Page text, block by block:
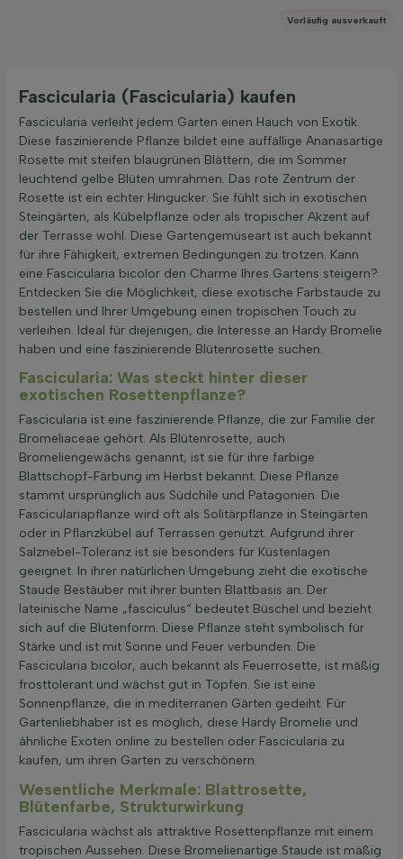
Filter anwenden
Vorläufig ausverkauft
Fascicularia (Fascicularia) kaufen
Fascicularia verleiht jedem Garten einen Hauch von Exotik.
Diese faszinierende Pflanze bildet eine auffällige Ananasartige
Rosette mit steifen blaugrünen Blättern, die im Sommer
leuchtend gelbe Blüten umrahmen. Das rote Zentrum der
Rosette ist ein echter Hingucker. Sie fühlt sich in exotischen
Steingärten, als Kübelpflanze oder als tropischer Akzent auf
der Terrasse wohl. Diese Gartengemüseart ist auch bekannt
für ihre Fähigkeit, extremen Bedingungen zu trotzen. Kann
eine Fascicularia bicolor den Charme Ihres Gartens steigern?
Entdecken Sie die Möglichkeit, diese exotische Farbstaude zu
bestellen und Ihrer Umgebung einen tropischen Touch zu
verleihen. Ideal für diejenigen, die Interesse an Hardy Bromelie
haben und eine faszinierende Blütenrosette suchen.
Fascicularia: Was steckt hinter dieser
exotischen Rosettenpflanze?
Fascicularia ist eine faszinierende Pflanze, die zur Familie der
Bromeliaceae gehört. Als Blütenrosette, auch
Bromeliengewächs genannt, ist sie für ihre farbige
Blattschopf-Färbung im Herbst bekannt. Diese Pflanze
stammt ursprünglich aus Südchile und Patagonien. Die
Fasciculariapflanze wird oft als Solitärpflanze in Steingärten
oder in Pflanzkübel auf Terrassen genutzt. Aufgrund ihrer
Salznebel-Toleranz ist sie besonders für Küstenlagen
geeignet. In ihrer natürlichen Umgebung zieht die exotische
Staude Bestäuber mit ihrer bunten Blattbasis an. Der
lateinische Name „fasciculus“ bedeutet Büschel und bezieht
sich auf die Blütenform. Diese Pflanze steht symbolisch für
Stärke und ist mit Sonne und Feuer verbunden. Die
Fascicularia bicolor, auch bekannt als Feuerrosette, ist mäßig
frosttolerant und wächst gut in Töpfen. Sie ist eine
Sonnenpflanze, die in mediterranen Gärten gedeiht. Für
Gartenliebhaber ist es möglich, diese Hardy Bromelie und
ähnliche Exoten online zu bestellen oder Fascicularia zu
kaufen, um ihren Garten zu verschönern.
Wesentliche Merkmale: Blattrosette,
Blütenfarbe, Strukturwirkung
Fascicularia wächst als attraktive Rosettenpflanze mit einem
tropischen Aussehen. Diese Bromelienartige Staude ist mäßig